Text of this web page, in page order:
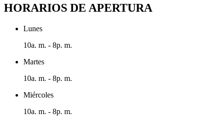
HORARIOS DE APERTURA
Lunes
10a. m. - 8p. m.
Martes
10a. m. - 8p. m.
Miércoles
10a. m. - 8p. m.